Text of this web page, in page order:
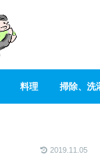
料理 掃除、洗
2019.11.05